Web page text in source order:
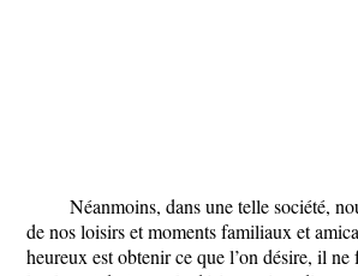
Néanmoins, dans une telle société,
de nos loisirs et moments familiaux et
heureux est obtenir ce que l’on désire, il